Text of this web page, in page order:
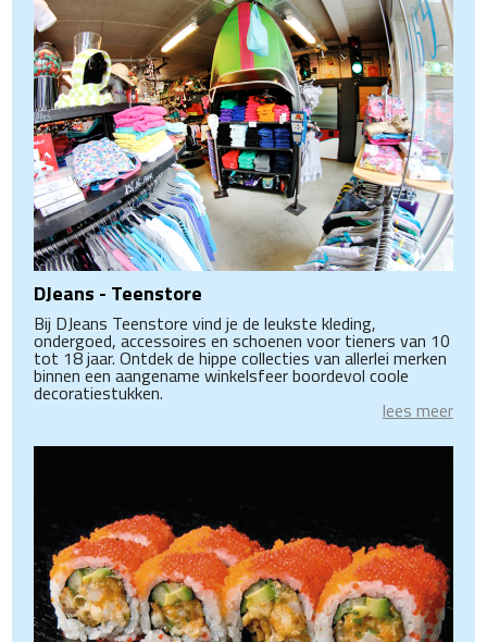
DJeans - Teenstore
Bij DJeans Teenstore vind je de leukste kleding,
ondergoed, accessoires en schoenen voor tieners van 10
tot 18 jaar. Ontdek de hippe collecties van allerlei merken
binnen een aangename winkelsfeer boordevol coole
decoratiestukken.
lees meer